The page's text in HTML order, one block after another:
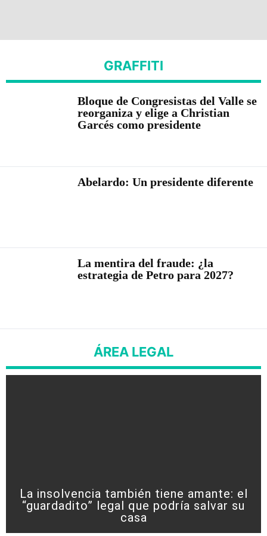
GRAFFITI
Bloque de Congresistas del Valle se
reorganiza y elige a Christian
Garcés como presidente
Abelardo: Un presidente diferente
La mentira del fraude: ¿la
estrategia de Petro para 2027?
ÁREA LEGAL
La insolvencia también tiene amante: el
“guardadito” legal que podría salvar su
casa